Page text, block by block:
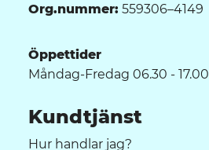
Org.nummer: 559306–4149
Öppettider
Måndag-Fredag 06.30 - 17.00
Kundtjänst
Hur handlar jag?